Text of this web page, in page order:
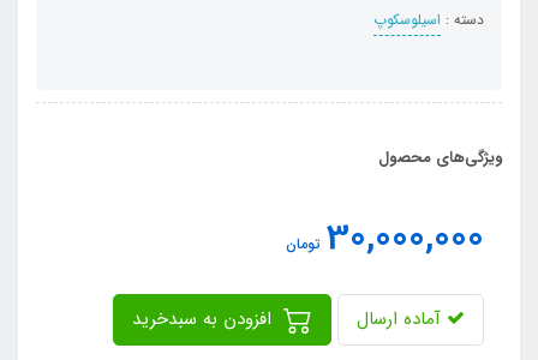
دسته : اسیلوسکوپ
ویژگی‌های محصول
30,000,000 تومان
آماده ارسال